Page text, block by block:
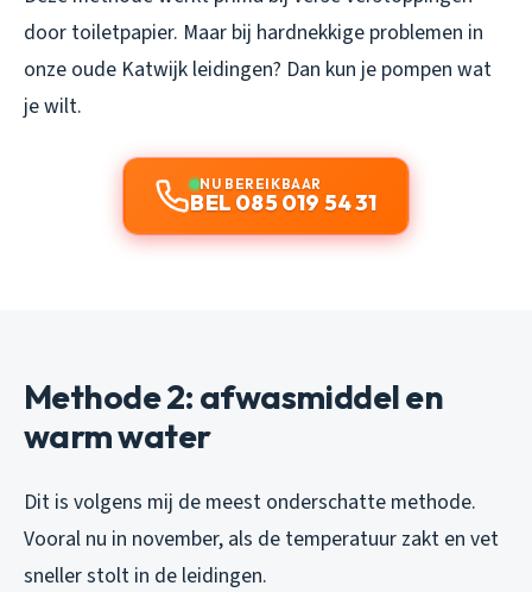
door toiletpapier. Maar bij hardnekkige problemen in
onze oude Katwijk leidingen? Dan kun je pompen wat
je wilt.
NU BEREIKBAAR
BEL 085 019 54 31
Methode 2: afwasmiddel en
warm water
Dit is volgens mij de meest onderschatte methode.
Vooral nu in november, als de temperatuur zakt en vet
sneller stolt in de leidingen.